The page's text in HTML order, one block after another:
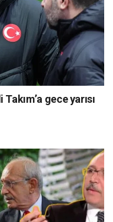
gece yarısı